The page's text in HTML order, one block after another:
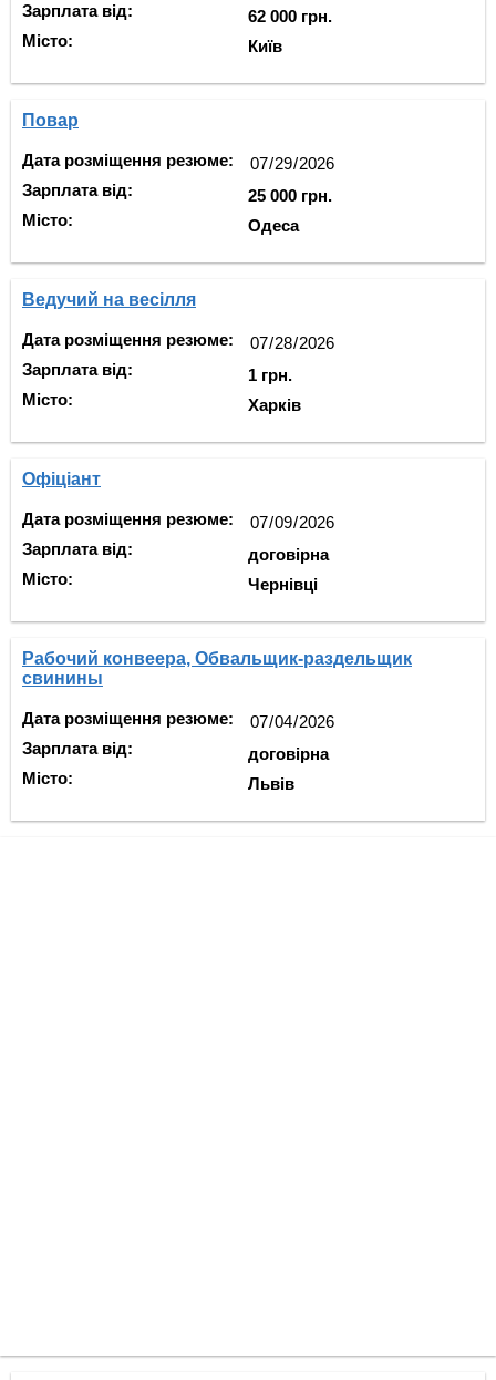
Зарплата від:
Місто:
62 000 грн.
Київ
Повар
Дата розміщення резюме:
Зарплата від:
Місто:
25 000 грн.
Одеса
Ведучий на весілля
Дата розміщення резюме:
Зарплата від:
Місто:
1 грн.
Харків
Офіціант
Дата розміщення резюме:
Зарплата від:
Місто:
договірна
Чернівці
Рабочий конвеера, Обвальщик-раздельщик
свинины
Дата розміщення резюме:
Зарплата від:
Місто:
договірна
Львів